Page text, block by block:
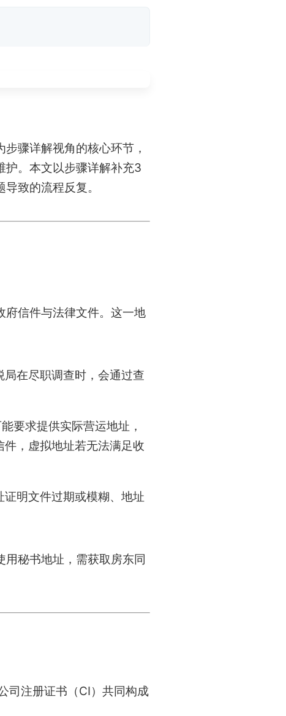
骤详解视角的核心环节，
护。本文以步骤详解补充3
致的流程反复。
府信件与法律文件。这一地
局在尽职调查时，会通过查
要求提供实际营运地址，
，虚拟地址若无法满足收
证明文件过期或模糊、地址
用秘书地址，需获取房东同
司注册证书（CI）共同构成